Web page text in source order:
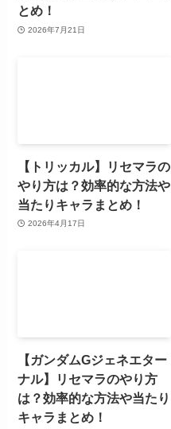
とめ！
2026年7月21日
【トリッカル】リセマラの
やり方は？効率的な方法や
当たりキャラまとめ！
2026年4月17日
【ガンダムGジェネエター
ナル】リセマラのやり方
は？効率的な方法や当たり
キャラまとめ！